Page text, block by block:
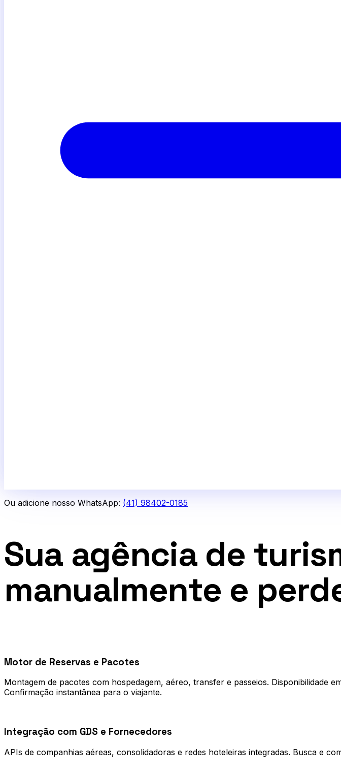
Ou adicione nosso WhatsApp: (41) 98402-0185
Sua agência de
manualmente e
Motor de Reservas e Pacotes
Montagem de pacotes com hospedagem, aéreo, transfer e passeios. Disponibilidade
Confirmação instantânea para o viajante.
Integração com GDS e Fornecedores
APIs de companhias aéreas, consolidadoras e redes hoteleiras integradas. Busca e